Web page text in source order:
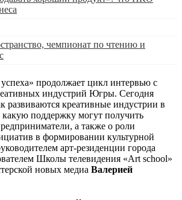
чемпионат по чтению и
продолжает цикл интервью с
индустрий Югры. Сегодня
развиваются креативные индустрии в
поддержку могут получить
а также о роли
в формировании культурной
арт-резиденции города
Школы телевидения «Art school»
новых медиа Валерией